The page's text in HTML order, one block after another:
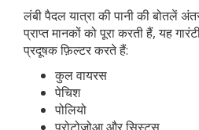
लंबी पैदल यात्रा की पानी की बोतलें
प्राप्त मानकों को पूरा करती हैं, यह
प्रदूषक फ़िल्टर करते हैं:
कुल वायरस
पेचिश
पोलियो